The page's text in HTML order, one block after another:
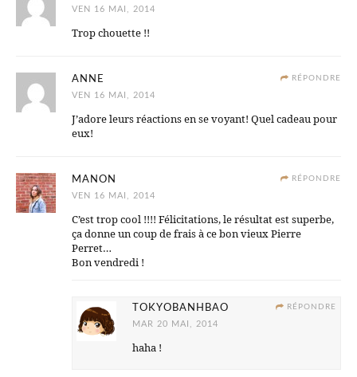
VEN 16 MAI, 2014
Trop chouette !!
RÉPONDRE
ANNE
VEN 16 MAI, 2014
J’adore leurs réactions en se voyant! Quel cadeau pour
eux!
RÉPONDRE
MANON
VEN 16 MAI, 2014
C’est trop cool !!!! Félicitations, le résultat est superbe,
ça donne un coup de frais à ce bon vieux Pierre
Perret…
Bon vendredi !
RÉPONDRE
TOKYOBANHBAO
MAR 20 MAI, 2014
haha !